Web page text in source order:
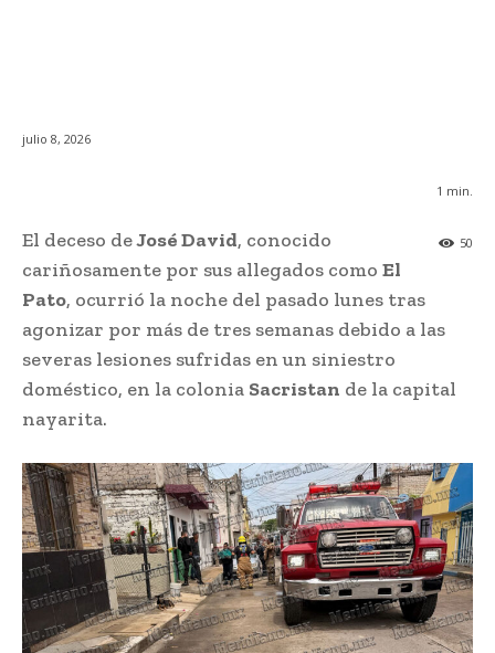
julio 8, 2026
1 min.
50
El deceso deJosé David, conocido
cariñosamente por sus allegados como El
Pato, ocurrió la noche del pasado lunes tras
agonizar por más de tres semanas debido a las
severas lesiones sufridas en un siniestro
doméstico, en la colonia Sacristan de la capital
nayarita.